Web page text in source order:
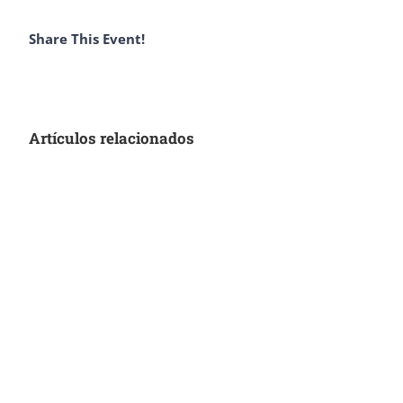
Share This Event!
Artículos relacionados